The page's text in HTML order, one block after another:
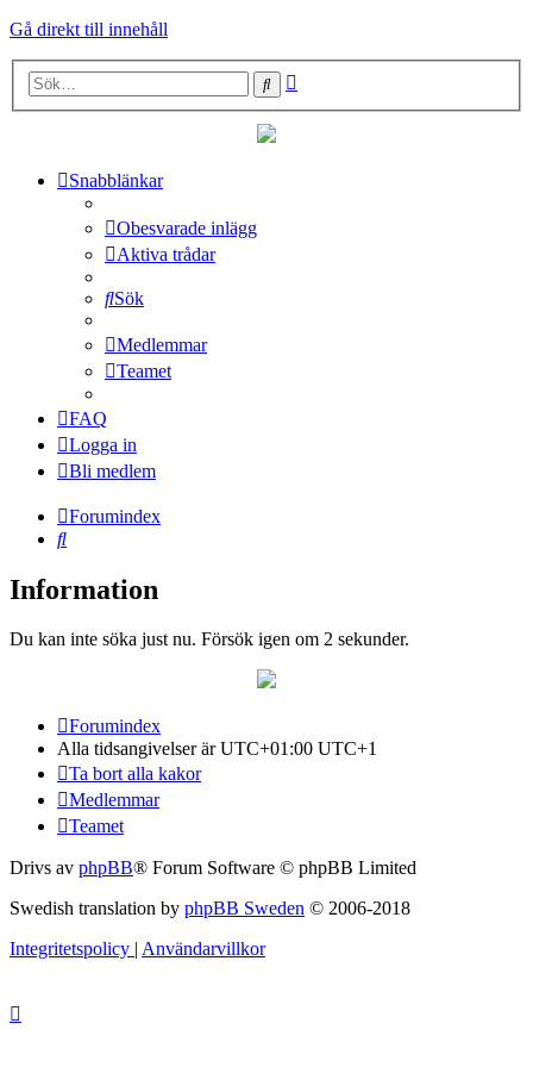
Gå direkt till innehåll
Sök
Snabblänkar
Obesvarade inlägg
Aktiva trådar
Sök
Medlemmar
Teamet
FAQ
Logga in
Bli medlem
Forumindex
Sök
Information
Du kan inte söka just nu. Försök igen om 2 sekunder.
Forumindex
Alla tidsangivelser är UTC+01:00 UTC+1
Ta bort alla kakor
Medlemmar
Teamet
Drivs av phpBB® Forum Software © phpBB Limited
Swedish translation by phpBB Sweden © 2006-2018
Integritetspolicy | Användarvillkor